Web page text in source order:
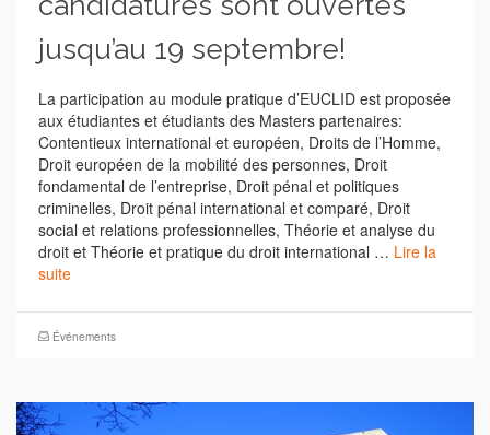
jusqu’au 19 septembre!
La participation au module pratique d’EUCLID est proposée
aux étudiantes et étudiants des Masters partenaires:
Contentieux international et européen, Droits de l’Homme,
Droit européen de la mobilité des personnes, Droit
fondamental de l’entreprise, Droit pénal et politiques
criminelles, Droit pénal international et comparé, Droit
social et relations professionnelles, Théorie et analyse du
droit et Théorie et pratique du droit international … Lire la
suite
Événements